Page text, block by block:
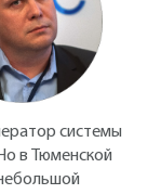
системы
в Тюменской